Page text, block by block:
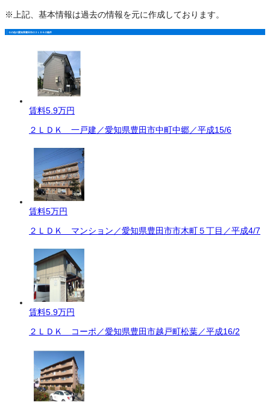
※上記、基本情報は過去の情報を元に作成しております。
その他の愛知県豊田市の２ＬＤＫの物件
賃料5.9万円
２ＬＤＫ 一戸建／愛知県豊田市中町中郷／平成15/6
賃料5万円
２ＬＤＫ マンション／愛知県豊田市市木町５丁目／平成4/7
賃料5.9万円
２ＬＤＫ コーポ／愛知県豊田市越戸町松葉／平成16/2